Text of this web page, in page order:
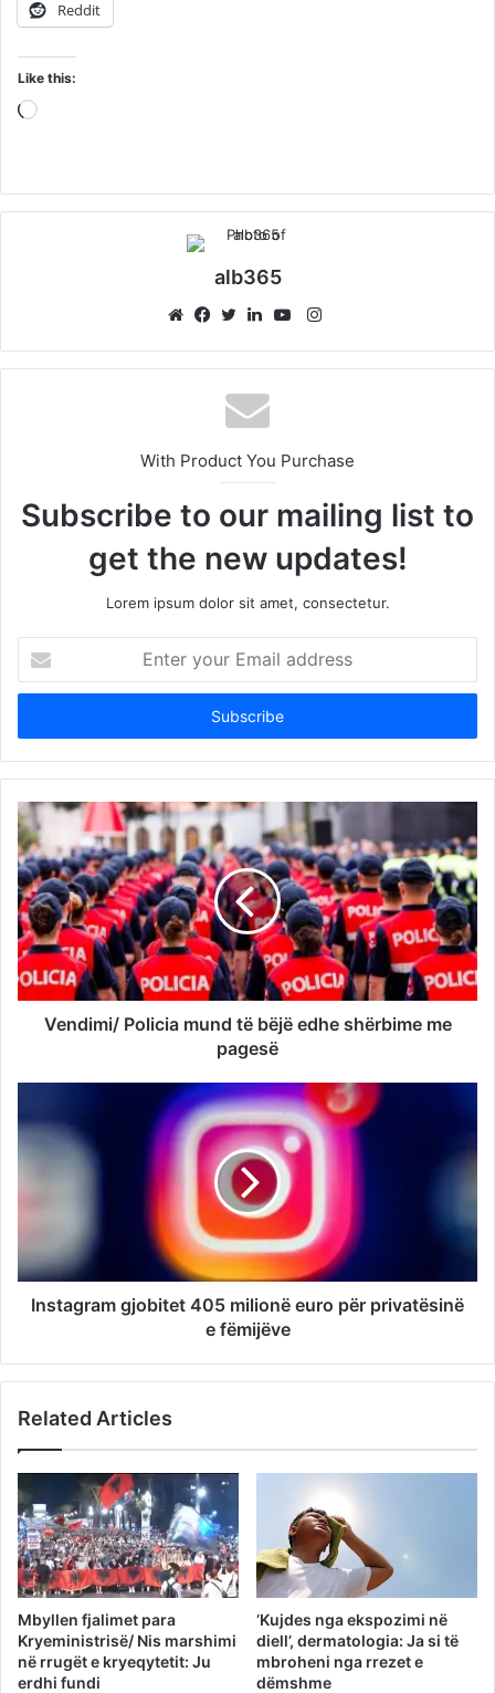
Reddit
Like this:
Loading…
alb365
Instagram
With Product You Purchase
Subscribe to our mailing list to
get the new updates!
Lorem ipsum dolor sit amet, consectetur.
your
Email
Vendimi/ Policia mund të bëjë edhe shërbime me
pagesë
Instagram gjobitet 405 milionë euro për privatësinë
e fëmijëve
Related Articles
Mbyllen fjalimet para
Kryeministrisë/ Nis marshimi
në rrugët e kryeqytetit: Ju
erdhi fundi
‘Kujdes nga ekspozimi në
diell’, dermatologia: Ja si të
mbroheni nga rrezet e
dëmshme